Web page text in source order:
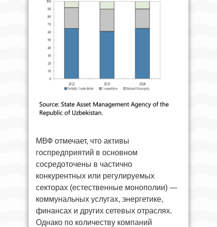
МВФ отмечает, что активы
госпредприятий в основном
сосредоточены в частично
конкурентных или регулируемых
секторах (естественные монополии) —
коммунальных услугах, энергетике,
финансах и других сетевых отраслях.
Однако по количеству компаний